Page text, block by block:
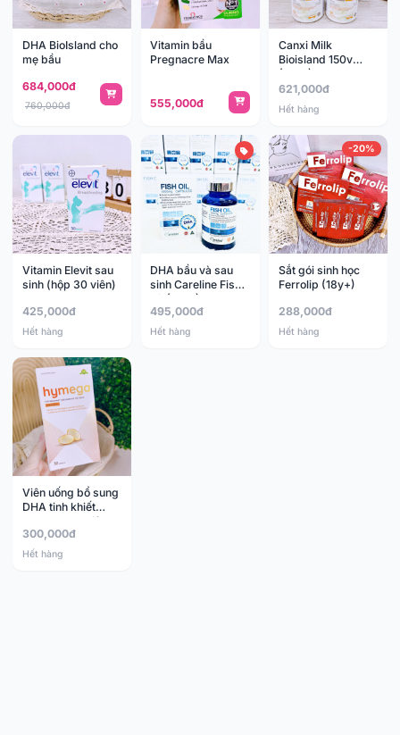
DHA BioIsland cho
mẹ bầu
684,000đ
760,000đ
Vitamin bầu
Pregnacre Max
555,000đ
Canxi Milk
Bioisland 150v
(12y+)
621,000đ
Hết hàng
Vitamin Elevit sau
sinh (hộp 30 viên)
425,000đ
Hết hàng
DHA bầu và sau
sinh Careline Fish
Oil (18y+)
495,000đ
Hết hàng
-20%
Sắt gói sinh học
Ferrolip (18y+)
288,000đ
Hết hàng
Viên uống bổ sung
DHA tinh khiết
Hymega 30 viên
300,000đ
Hết hàng